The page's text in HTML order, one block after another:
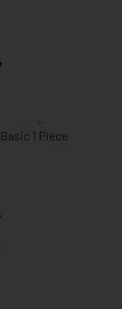
1 Pièce